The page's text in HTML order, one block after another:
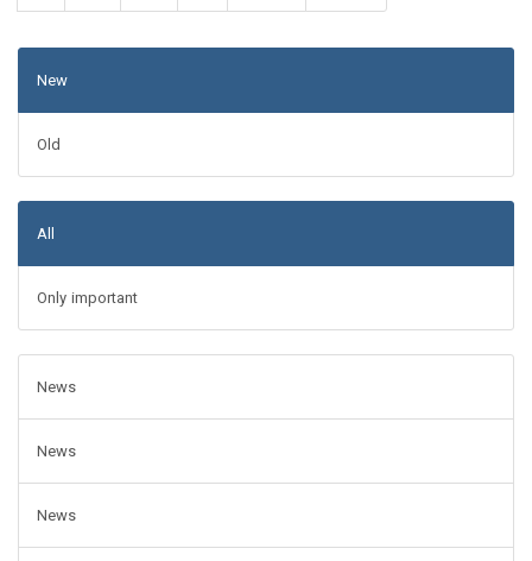
New
Old
All
Only important
News
News
News